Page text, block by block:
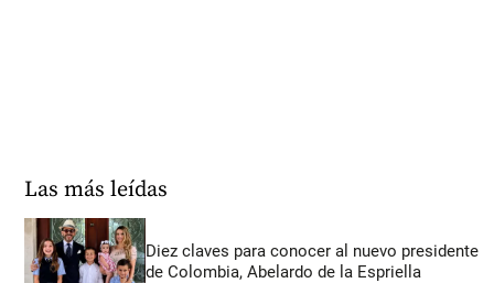
Las más leídas
Diez claves para conocer al nuevo presidente
de Colombia, Abelardo de la Espriella